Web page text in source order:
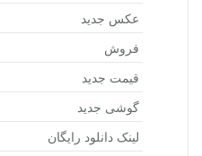
عکس جدید
فروش
قیمت جدید
گوشی جدید
لینک دانلود رایگان